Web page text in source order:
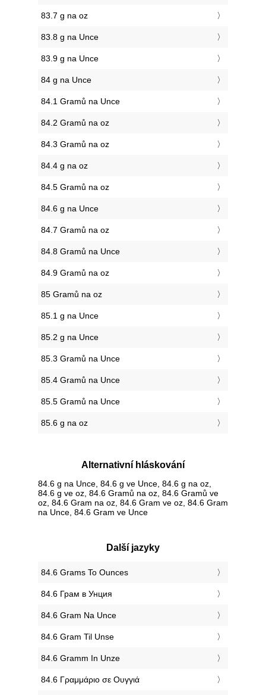
83.7 g na oz
83.8 g na Unce
83.9 g na Unce
84 g na Unce
84.1 Gramů na Unce
84.2 Gramů na oz
84.3 Gramů na oz
84.4 g na oz
84.5 Gramů na oz
84.6 g na Unce
84.7 Gramů na oz
84.8 Gramů na Unce
84.9 Gramů na oz
85 Gramů na oz
85.1 g na Unce
85.2 g na Unce
85.3 Gramů na Unce
85.4 Gramů na Unce
85.5 Gramů na Unce
85.6 g na oz
Alternativní hláskování
84.6 g na Unce, 84.6 g ve Unce, 84.6 g na oz,
84.6 g ve oz, 84.6 Gramů na oz, 84.6 Gramů ve
oz, 84.6 Gram na oz, 84.6 Gram ve oz, 84.6 Gram
na Unce, 84.6 Gram ve Unce
Další jazyky
‎84.6 Grams To Ounces
‎84.6 Грам в Унция
‎84.6 Gram Na Unce
‎84.6 Gram Til Unse
‎84.6 Gramm In Unze
‎84.6 Γραμμάριο σε Ουγγιά